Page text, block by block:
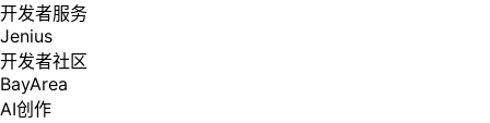
开发者服务
Jenius
开发者社区
BayArea
AI创作